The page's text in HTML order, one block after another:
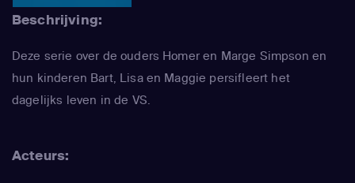
Beschrijving:
Deze serie over de ouders Homer en Marge Simpson en
hun kinderen Bart, Lisa en Maggie persifleert het
dagelijks leven in de VS.
Acteurs: